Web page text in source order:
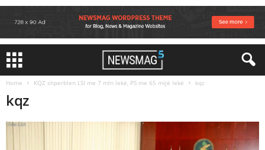
Home KQZ shperblen LSI me 7 mln lekë, PS me 65 mijë lekë kqz
kqz